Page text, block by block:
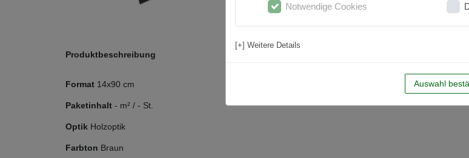
Produktbeschreibung
Format 14x90 cm
Paketinhalt - m² / - St.
Optik Holzoptik
Farbton Braun
Notwendige Cookies
[+] Weitere Details
Auswahl